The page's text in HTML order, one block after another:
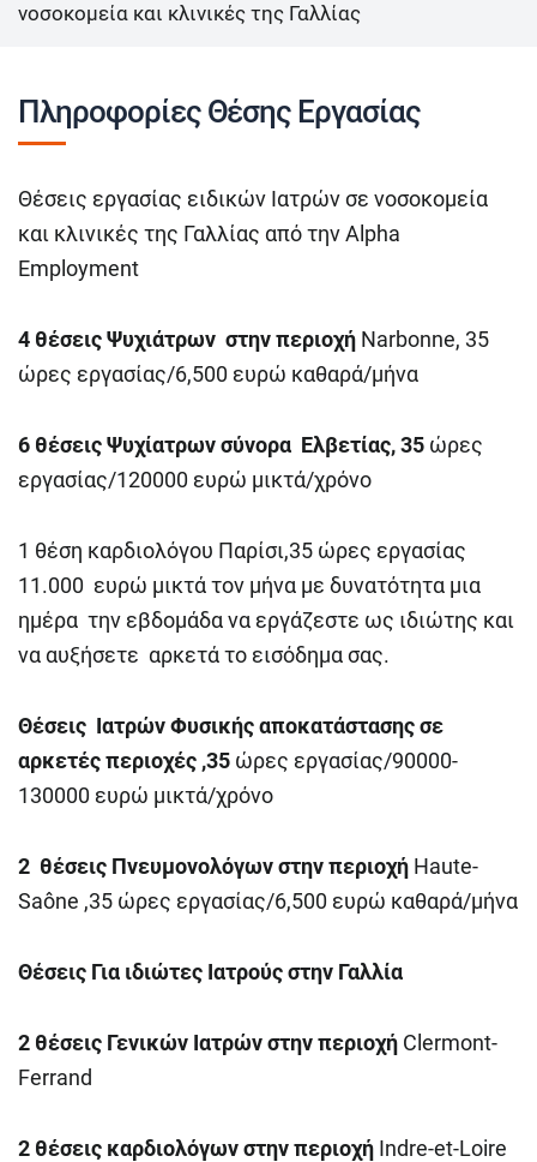
νοσοκομεία και κλινικές της Γαλλίας
Πληροφορίες Θέσης Εργασίας
Θέσεις εργασίας ειδικών Ιατρών σε νοσοκομεία
και κλινικές της Γαλλίας από την Alpha
Employment
4 θέσεις Ψυχιάτρων στην περιοχή Narbonne, 35
ώρες εργασίας/6,500 ευρώ καθαρά/μήνα
6 θέσεις Ψυχίατρων σύνορα Ελβετίας, 35 ώρες
εργασίας/120000 ευρώ μικτά/χρόνο
1 θέση καρδιολόγου Παρίσι,35 ώρες εργασίας
11.000 ευρώ μικτά τον μήνα με δυνατότητα μια
ημέρα την εβδομάδα να εργάζεστε ως ιδιώτης και
να αυξήσετε αρκετά το εισόδημα σας.
Θέσεις Ιατρών Φυσικής αποκατάστασης σε
αρκετές περιοχές ,35 ώρες εργασίας/90000-
130000 ευρώ μικτά/χρόνο
2 θέσεις Πνευμονολόγων στην περιοχή Haute-
Saône ,35 ώρες εργασίας/6,500 ευρώ καθαρά/μήνα
Θέσεις Για ιδιώτες Ιατρούς στην Γαλλία
2 θέσεις Γενικών Ιατρών στην περιοχή Clermont-
Ferrand
2 θέσεις καρδιολόγων στην περιοχή Indre-et-Loire